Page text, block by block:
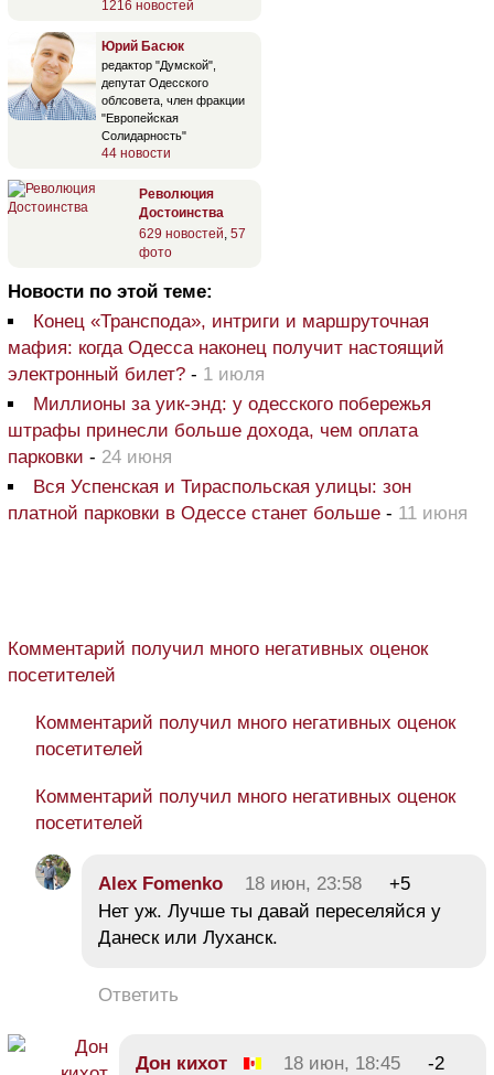
1216 новостей
Юрий Басюк
редактор "Думской",
депутат Одесского
облсовета, член фракции
"Европейская
Солидарность"
44 новости
Революция
Достоинства
629 новостей 57
фото
Новости по этой теме:
Конец «Транспода», интриги и маршруточная
мафия: когда Одесса наконец получит настоящий
электронный билет? - 1 июля
Миллионы за уик-энд: у одесского побережья
штрафы принесли больше дохода, чем оплата
парковки - 24 июня
Вся Успенская и Тираспольская улицы: зон
платной парковки в Одессе станет больше - 11 июня
Комментарий получил много негативных оценок
посетителей
Комментарий получил много негативных оценок
посетителей
Комментарий получил много негативных оценок
посетителей
Alex Fomenko 18 июн, 23:58
+5
Нет уж. Лучше ты давай переселяйся у
Данеск или Луханск.
Ответить
Дон кихот 18 июн, 18:45 -2